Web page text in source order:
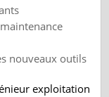
nouveaux outils
exploitation